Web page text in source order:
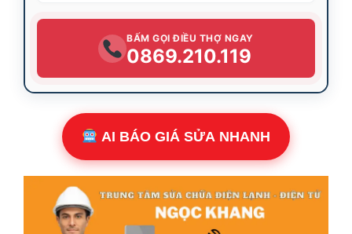
BẤM GỌI ĐIỀU THỢ NGAY
0869.210.119
AI BÁO GIÁ SỬA NHANH